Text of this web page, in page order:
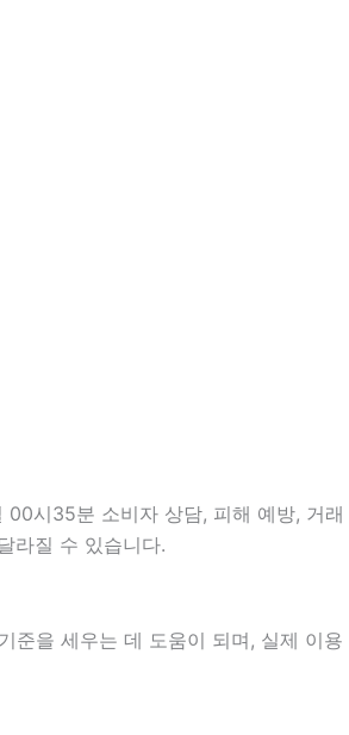
시35분 소비자 상담, 피해 예방, 거래
라질 수 있습니다.
준을 세우는 데 도움이 되며, 실제 이용